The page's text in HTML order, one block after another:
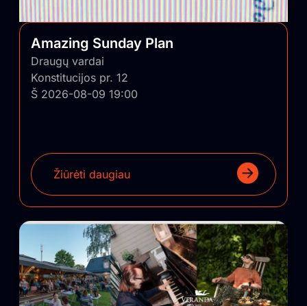
Amazing Sunday Plan
Draugų vardai
Konstitucijos pr. 12
Š 2026-08-09 19:00
Žiūrėti daugiau